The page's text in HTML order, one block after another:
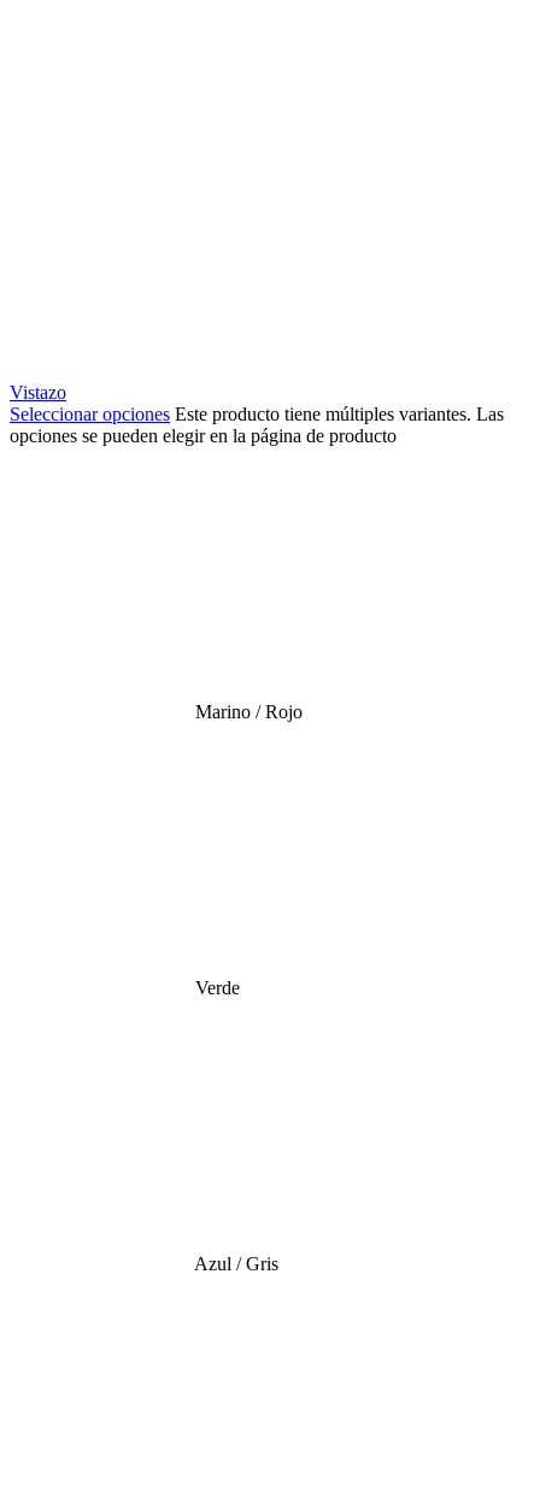
Vistazo
Seleccionar opciones Este producto tiene múltiples variantes. Las
opciones se pueden elegir en la página de producto
Marino / Rojo
Verde
Azul / Gris